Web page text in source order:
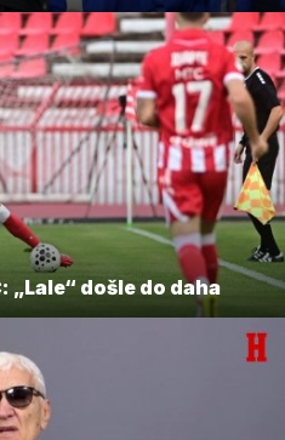
„Lale“ došle do daha